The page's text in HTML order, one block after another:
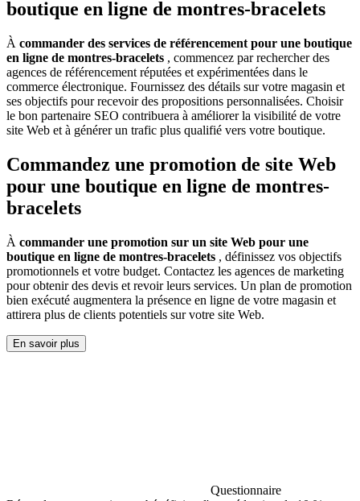
boutique en ligne de montres-bracelets
À commander des services de référencement pour une boutique
en ligne de montres-bracelets , commencez par rechercher des
agences de référencement réputées et expérimentées dans le
commerce électronique. Fournissez des détails sur votre magasin et
ses objectifs pour recevoir des propositions personnalisées. Choisir
le bon partenaire SEO contribuera à améliorer la visibilité de votre
site Web et à générer un trafic plus qualifié vers votre boutique.
Commandez une promotion de site Web
pour une boutique en ligne de montres-
bracelets
À commander une promotion sur un site Web pour une
boutique en ligne de montres-bracelets , définissez vos objectifs
promotionnels et votre budget. Contactez les agences de marketing
pour obtenir des devis et revoir leurs services. Un plan de promotion
bien exécuté augmentera la présence en ligne de votre magasin et
attirera plus de clients potentiels sur votre site Web.
En savoir plus
Questionnaire